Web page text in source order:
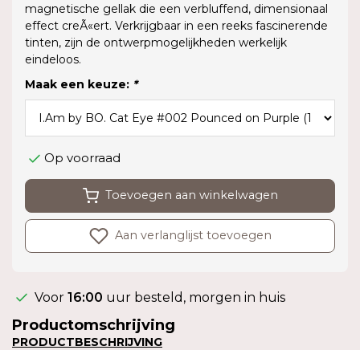
magnetische gellak die een verbluffend, dimensionaal
effect creÃ«ert. Verkrijgbaar in een reeks fascinerende
tinten, zijn de ontwerpmogelijkheden werkelijk
eindeloos.
Maak een keuze: *
Op voorraad
Toevoegen aan winkelwagen
Aan verlanglijst toevoegen
Voor 16:00 uur besteld, morgen in huis
Productomschrijving
PRODUCTBESCHRIJVING